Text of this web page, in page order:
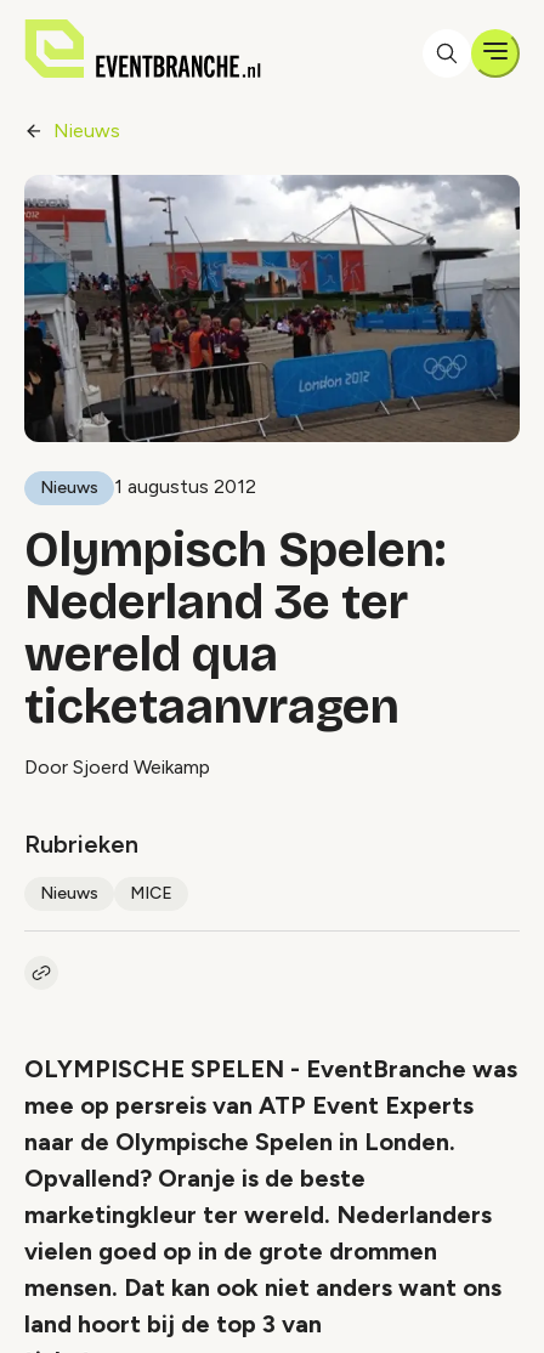
Nieuws
Nieuws 1 augustus 2012
Olympisch Spelen:
Nederland 3e ter
wereld qua
ticketaanvragen
Door Sjoerd Weikamp
Rubrieken
Nieuws MICE
Kopieer link naar artikel
OLYMPISCHE SPELEN - EventBranche was
mee op persreis van ATP Event Experts
naar de Olympische Spelen in Londen.
Opvallend? Oranje is de beste
marketingkleur ter wereld. Nederlanders
vielen goed op in de grote drommen
mensen. Dat kan ook niet anders want ons
land hoort bij de top 3 van